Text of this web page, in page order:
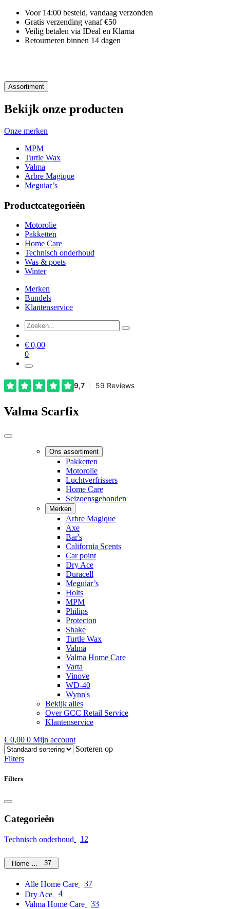
Voor 14:00 besteld, vandaag verzonden
Gratis verzending vanaf €50
Veilig betalen via IDeal en Klarna
Retourneren binnen 14 dagen
Assortiment
Bekijk onze producten
Onze merken
MPM
Turtle Wax
Valma
Arbre Magique
Meguiar’s
Productcategorieën
Motorolie
Pakketten
Home Care
Technisch onderhoud
Was & poets
Winter
Merken
Bundels
Klantenservice
€ 0,00
0
Valma Scarfix
Ons assortiment
Pakketten
Motorolie
Luchtverfrissers
Home Care
Seizoensgebonden
Merken
Arbre Magique
Axe
Bar's
California Scents
Car point
Dry Ace
Duracell
Meguiar’s
Holts
MPM
Philips
Protecton
Shake
Turtle Wax
Valma
Valma Home Care
Varta
Vinove
WD-40
Wynn's
Bekijk alles
Over GCC Retail Service
Klantenservice
€ 0,00 0 Mijn account
Sorteren op
Filters
Filters
Categorieën
Technisch onderhoud 12
Home Care37
Alle Home Care
37
Dry Ace
4
Valma Home Care
33